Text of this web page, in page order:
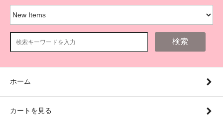
検索
ホーム
カートを見る